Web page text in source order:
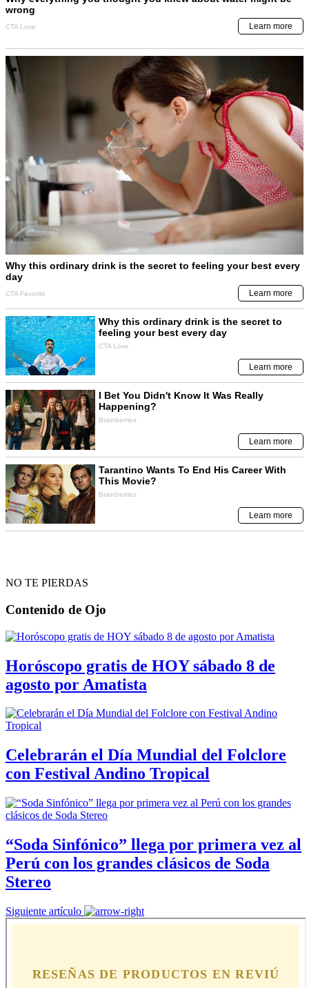
NO TE PIERDAS
Contenido de Ojo
Horóscopo gratis de HOY sábado 8 de
agosto por Amatista
Celebrarán el Día Mundial del Folclore
con Festival Andino Tropical
“Soda Sinfónico” llega por primera vez al
Perú con los grandes clásicos de Soda
Stereo
Siguiente artículo